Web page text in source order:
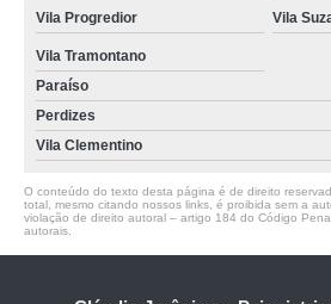
Vila Progredior Vila
Vila Tramontano
Paraíso
Perdizes
Vila Clementino
O conteúdo do texto desta página é de direito
total, mesmo citando nossos links, é proibida sem a
violação de direito autoral – artigo 184 do Código
autorais